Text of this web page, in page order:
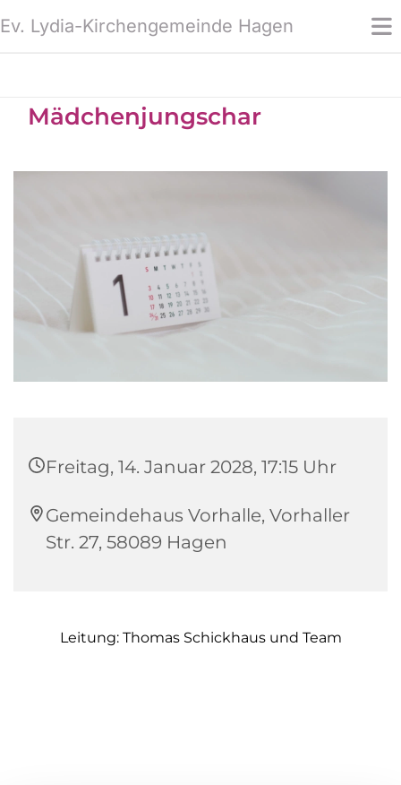
Ev. Lydia-Kirchengemeinde Hagen
Mädchenjungschar
Freitag, 14. Januar 2028, 17:15 Uhr
Gemeindehaus Vorhalle, Vorhaller
Str. 27, 58089 Hagen
Leitung: Thomas Schickhaus und Team